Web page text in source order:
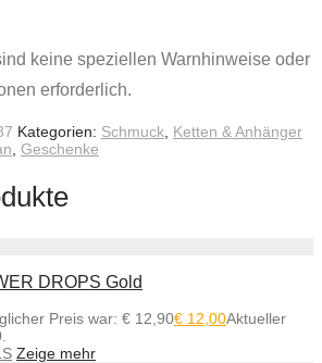
keine speziellen Warnhinweise oder
erforderlich.
Kategorien: Schmuck Ketten & Anhänger
Geschenke
DROPS Gold
Preis war: € 12,90€ 12,00Aktueller
Zeige mehr